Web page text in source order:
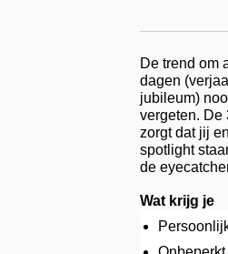
De trend om
dagen
jubileum)
vergeten. De
zorgt dat jij
spotlight
de
Wat krijg je